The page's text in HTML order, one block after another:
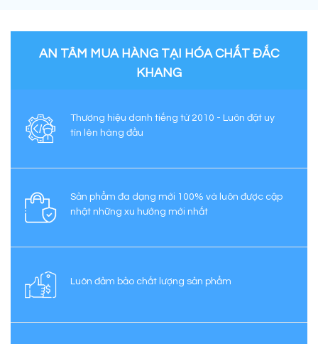
AN TÂM MUA HÀNG TẠI HÓA CHẤT ĐẮC
KHANG
Thương hiệu danh tiếng từ 2010 - Luôn đặt uy
tín lên hàng đầu
Sản phẩm đa dạng mới 100% và luôn được cập
nhật những xu hướng mới nhất
Luôn đảm bảo chất lượng sản phẩm